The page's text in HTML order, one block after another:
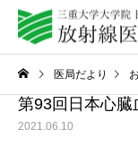
医局だより
第93回日本心
2021.06.10